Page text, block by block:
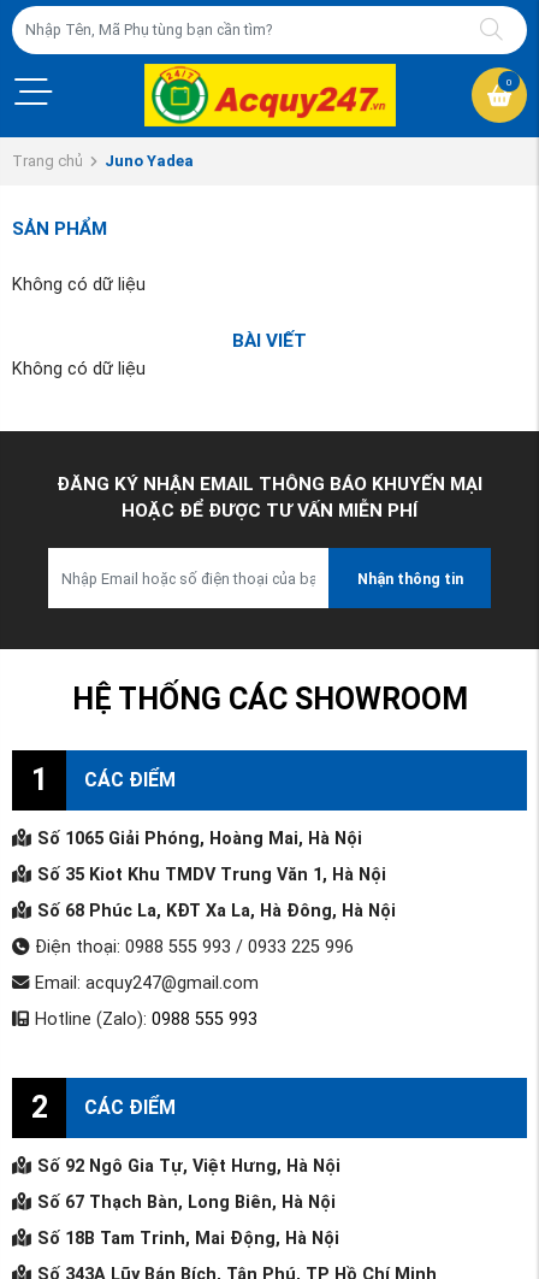
0
Trang chủ Juno Yadea
SẢN PHẨM
Không có dữ liệu
BÀI VIẾT
Không có dữ liệu
ĐĂNG KÝ NHẬN EMAIL THÔNG BÁO KHUYẾN MẠI
HOẶC ĐỂ ĐƯỢC TƯ VẤN MIỄN PHÍ
Nhận thông tin
HỆ THỐNG CÁC SHOWROOM
1 CÁC ĐIỂM
Số 1065 Giải Phóng, Hoàng Mai, Hà Nội
Số 35 Kiot Khu TMDV Trung Văn 1, Hà Nội
Số 68 Phúc La, KĐT Xa La, Hà Đông, Hà Nội
Điện thoại: 0988 555 993 / 0933 225 996
Email: acquy247@gmail.com
Hotline (Zalo): 0988 555 993
2 CÁC ĐIỂM
Số 92 Ngô Gia Tự, Việt Hưng, Hà Nội
Số 67 Thạch Bàn, Long Biên, Hà Nội
Số 18B Tam Trinh, Mai Động, Hà Nội